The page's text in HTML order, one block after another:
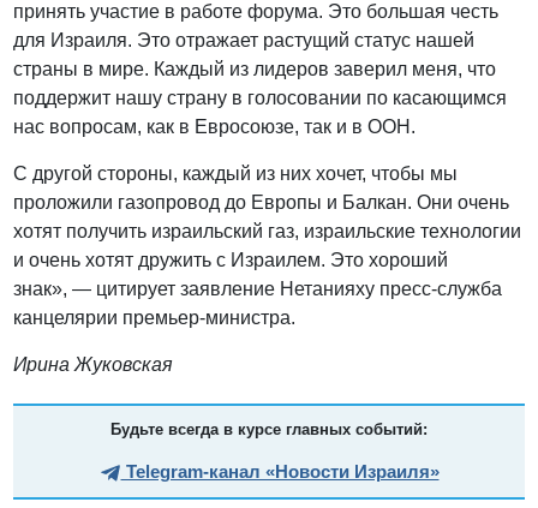
принять участие в работе форума. Это большая честь
для Израиля. Это отражает растущий статус нашей
страны в мире. Каждый из лидеров заверил меня, что
поддержит нашу страну в голосовании по касающимся
нас вопросам, как в Евросоюзе, так и в ООН.
С другой стороны, каждый из них хочет, чтобы мы
проложили газопровод до Европы и Балкан. Они очень
хотят получить израильский газ, израильские технологии
и очень хотят дружить с Израилем. Это хороший
знак», — цитирует заявление Нетанияху пресс-служба
канцелярии премьер-министра.
Ирина Жуковская
Будьте всегда в курсе главных событий:
Telegram-канал «Новости Израиля»